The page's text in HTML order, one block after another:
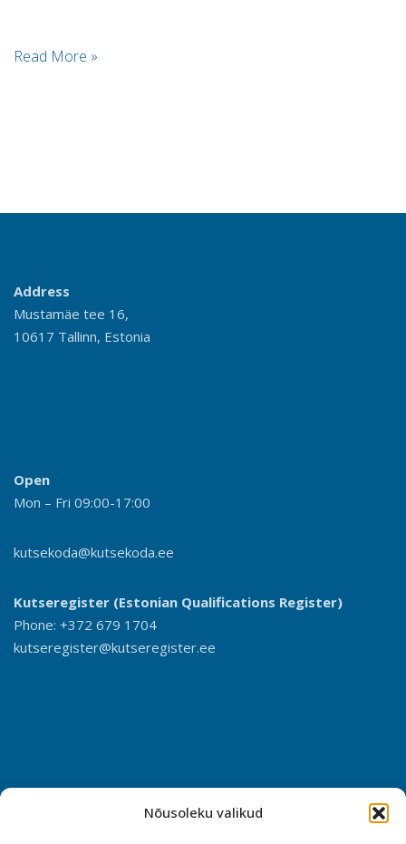
Nõusoleku valikud
Read More »
Address
Mustamäe tee 16,
10617 Tallinn, Estonia
Open
Mon – Fri 09:00-17:00
kutsekoda@kutsekoda.ee
Kutseregister (Estonian Qualifications Register)
Phone: +372 679 1704
kutseregister@kutseregister.ee